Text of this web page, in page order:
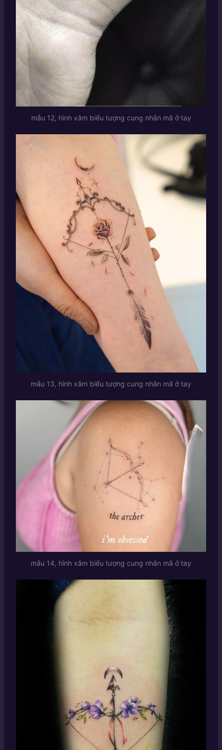
mẫu 12, hình xăm biểu tượng cung nhân mã ở tay
mẫu 13, hình xăm biểu tượng cung nhân mã ở tay
mẫu 14, hình xăm biểu tượng cung nhân mã ở tay